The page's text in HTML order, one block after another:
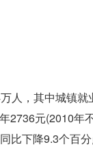
，其中城镇就
元(2010年
比下降9.3个百分